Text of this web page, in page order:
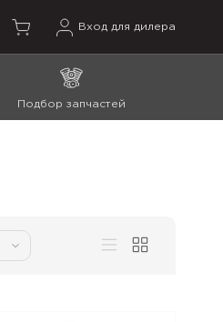
Вход для дилера
Подбор запчастей